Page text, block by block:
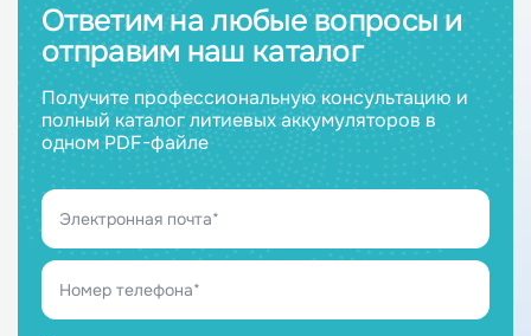
Ответим на любые вопросы и
отправим наш каталог
Получите профессиональную консультацию и
полный каталог литиевых аккумуляторов в
одном PDF-файле